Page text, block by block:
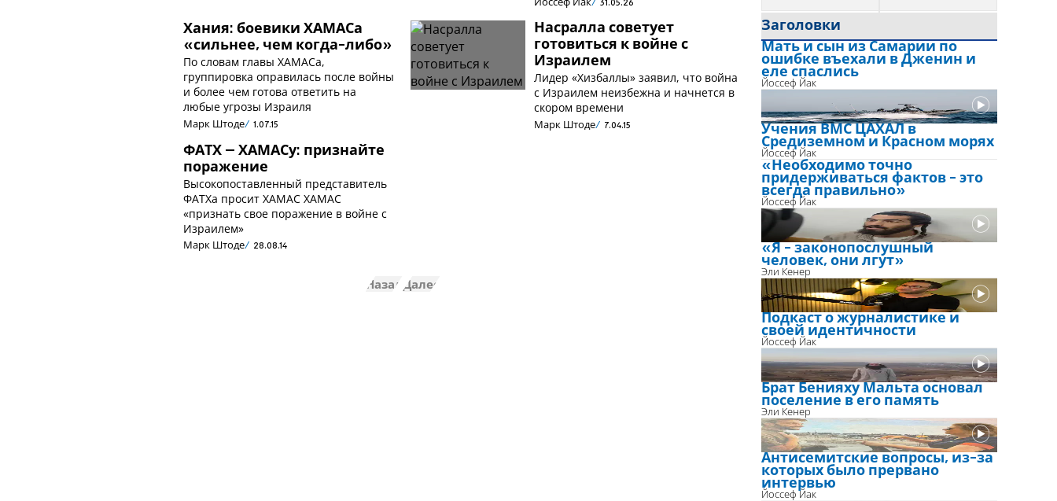
Йоссеф Йак 31.05.26
Хания: боевики ХАМАСа
«сильнее, чем когда-либо»
По словам главы ХАМАСа,
группировка оправилась после войны
и более чем готова ответить на
любые угрозы Израиля
Марк Штоде 1.07.15
Насралла советует
готовиться к войне с
Израилем
Лидер «Хизбаллы» заявил, что война
с Израилем неизбежна и начнется в
скором времени
Марк Штоде 7.04.15
ФАТХ – ХАМАСу: признайте
поражение
Высокопоставленный представитель
ФАТХа просит ХАМАС ХАМАС
«признать свое поражение в войне с
Израилем»
Марк Штоде 28.08.14
Назад Далее
Заголовки
Мать и сын из Самарии по
ошибке въехали в Дженин и
еле спаслись
Йоссеф Йак
Учения ВМС ЦАХАЛ в
Средиземном и Красном морях
Йоссеф Йак
«Необходимо точно
придерживаться фактов - это
всегда правильно»
Йоссеф Йак
«Я - законопослушный
человек, они лгут»
Эли Кенер
Подкаст о журналистике и
своей идентичности
Йоссеф Йак
Брат Бенияху Мальта основал
поселение в его память
Эли Кенер
Антисемитские вопросы, из-за
которых было прервано
интервью
Йоссеф Йак